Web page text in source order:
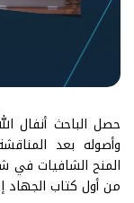
حصل الباحث أنفال
وأصوله بعد
المنح الشافيات في
من أول كتاب الجهاد